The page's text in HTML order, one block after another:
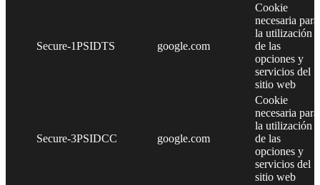
Secure-1PSIDTS google.com
Cookie
necesaria para
la utilización
de las
opciones y
servicios del
sitio web
Secure-3PSIDCC google.com
Cookie
necesaria para
la utilización
de las
opciones y
servicios del
sitio web